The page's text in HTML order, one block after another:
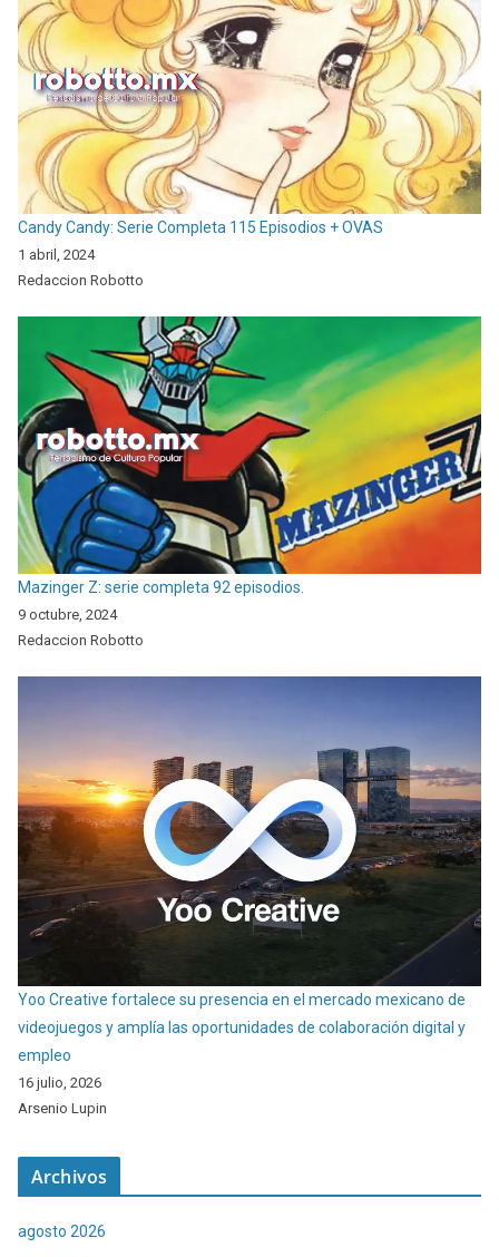
Candy Candy: Serie Completa 115 Episodios + OVAS
1 abril, 2024
Redaccion Robotto
Mazinger Z: serie completa 92 episodios.
9 octubre, 2024
Redaccion Robotto
Yoo Creative fortalece su presencia en el mercado mexicano de
videojuegos y amplía las oportunidades de colaboración digital y
empleo
16 julio, 2026
Arsenio Lupin
Archivos
agosto 2026